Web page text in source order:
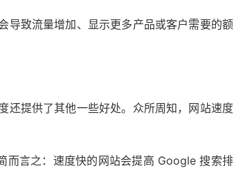
导致流量增加、显示更多产品或客户需要的额
还提供了其他一些好处。众所周知，网站速度
而言之：速度快的网站会提高 Google 搜索排